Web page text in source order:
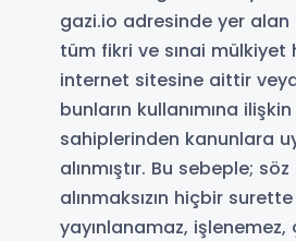
gazi.io adresinde yer
tüm fikri ve sınai mülkiyet
internet sitesine aittir
bunların kullanımına
sahiplerinden kanunlara
alınmıştır. Bu sebeple;
alınmaksızın hiçbir
yayınlanamaz, işlenemez,